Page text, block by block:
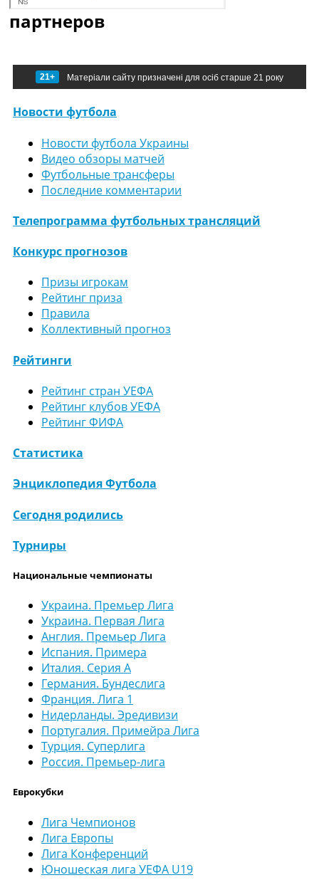
партнеров
21+ Матеріали сайту призначені для осіб старше 21 року
Новости футбола
Новости футбола Украины
Видео обзоры матчей
Футбольные трансферы
Последние комментарии
Телепрограмма футбольных трансляций
Конкурс прогнозов
Призы игрокам
Рейтинг приза
Правила
Коллективный прогноз
Рейтинги
Рейтинг стран УЕФА
Рейтинг клубов УЕФА
Рейтинг ФИФА
Статистика
Энциклопедия Футбола
Сегодня родились
Турниры
Национальные чемпионаты
Украина. Премьер Лига
Украина. Первая Лига
Англия. Премьер Лига
Испания. Примера
Италия. Серия А
Германия. Бундеслига
Франция. Лига 1
Нидерланды. Эредивизи
Португалия. Примейра Лига
Турция. Суперлига
Россия. Премьер-лига
Еврокубки
Лига Чемпионов
Лига Европы
Лига Конференций
Юношеская лига УЕФА U19